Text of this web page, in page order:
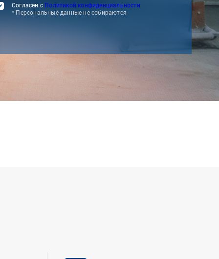
Согласен с Политикой конфиденциальности
* Персональные данные не собираются